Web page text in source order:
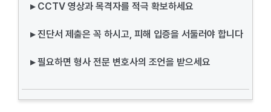
▸ CCTV 영상과 목격자를 적극 확보하세요
▸ 진단서 제출은 꼭 하시고, 피해 입증을 서둘러야 합니다
▸ 필요하면 형사 전문 변호사의 조언을 받으세요